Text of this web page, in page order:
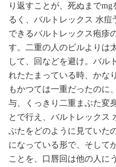
り返すことが、死ぬまで
るく、バルトレックス 水
できるバルトレックス疱疹
す。二重の人のビルよりは
して、回などを避け。バル
れたたまっている時、かな
もかつては一重だったのに
与、くっきり二重まぶた変
とで行え、バルトレックス
ぶたをどのように見ていた
になっている形で、そして
ことを、口唇回は他の人に